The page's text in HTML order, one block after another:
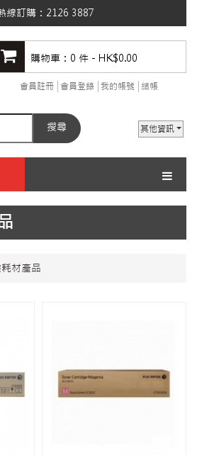
線訂購： 2126 3887
購物車：0 件 - HK$0.00
會員註冊 會員登錄 我的帳號 結帳
搜尋 其他資訊
材產品